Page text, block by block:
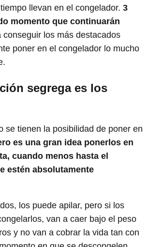
llevan en el congelador. 3
momento que continuarán
conseguir los más destacados
poner en el congelador lo mucho
segrega es los
se tienen la posibilidad de poner en
es una gran idea ponerlos en
cuando menos hasta el
estén absolutamente
los puede apilar, pero si los
van a caer bajo el peso
y no van a cobrar la vida tan con